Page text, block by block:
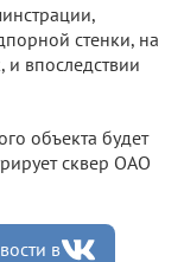
стенки, на
и впоследствии
объекта будет
сквер ОАО
в